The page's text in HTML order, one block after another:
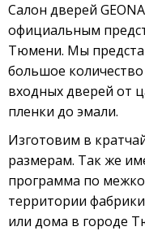
Салон дверей
официальным
Тюмени. Мы
большое
входных дверей от
пленки до эмали.
Изготовим в
размерам. Так же
программа по
территории
или дома в городе